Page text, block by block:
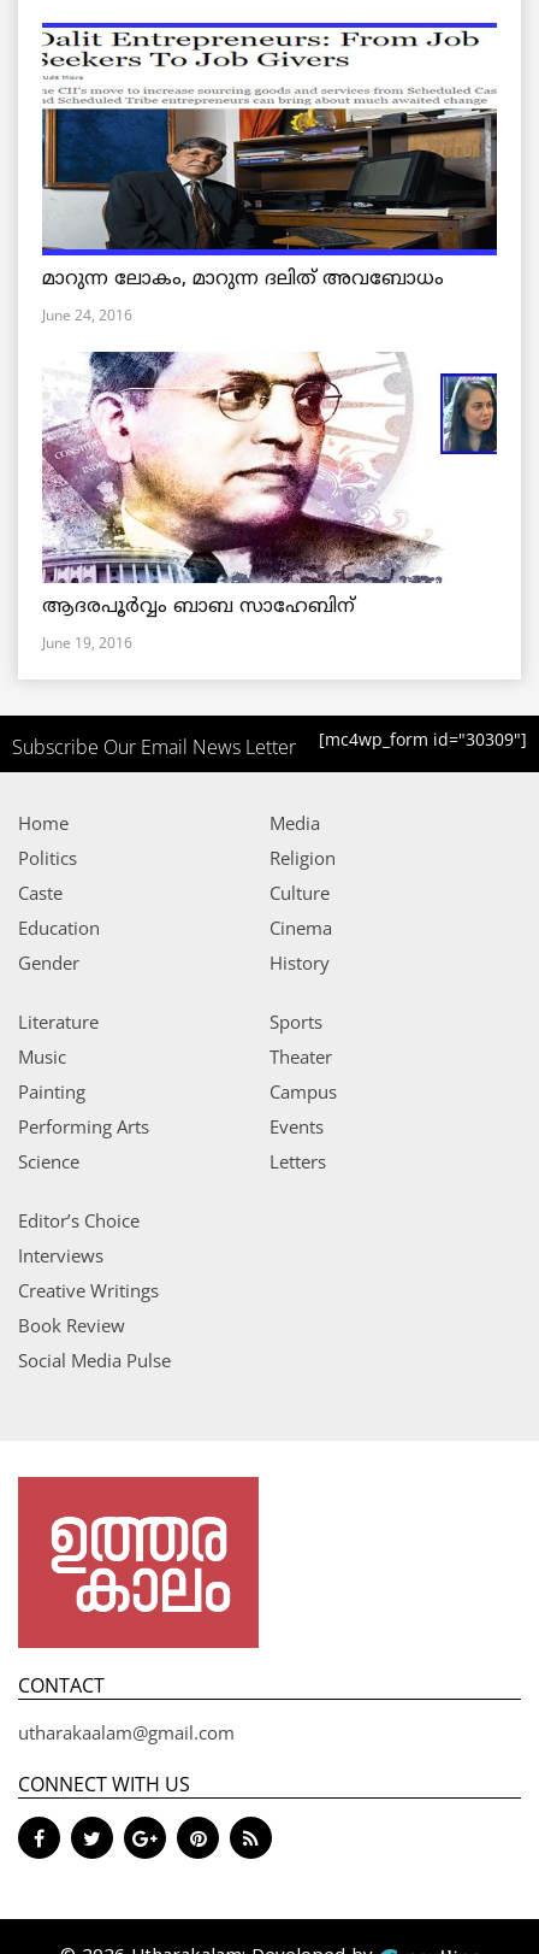
മാറുന്ന ലോകം, മാറുന്ന ദലിത് അവബോധം
June 24, 2016
ആദരപൂര്‍വ്വം ബാബ സാഹേബിന്
June 19, 2016
Subscribe Our Email News Letter [mc4wp_form id="30309"]
Home
Politics
Caste
Education
Gender
Media
Religion
Culture
Cinema
History
Literature
Music
Painting
Performing Arts
Science
Sports
Theater
Campus
Events
Letters
Editor’s Choice
Interviews
Creative Writings
Book Review
Social Media Pulse
CONTACT
utharakaalam@gmail.com
CONNECT WITH US